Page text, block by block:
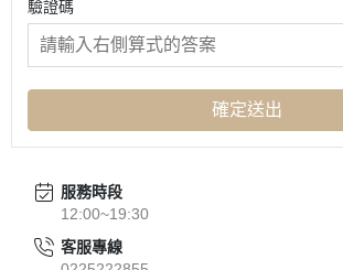
驗證碼
確定送出
服務時段
12:00~19:30
客服專線